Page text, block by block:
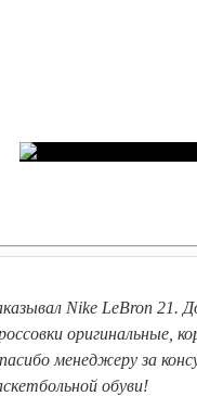
Nike LeBron 21.
оригинальные,
менеджеру за
обуви!